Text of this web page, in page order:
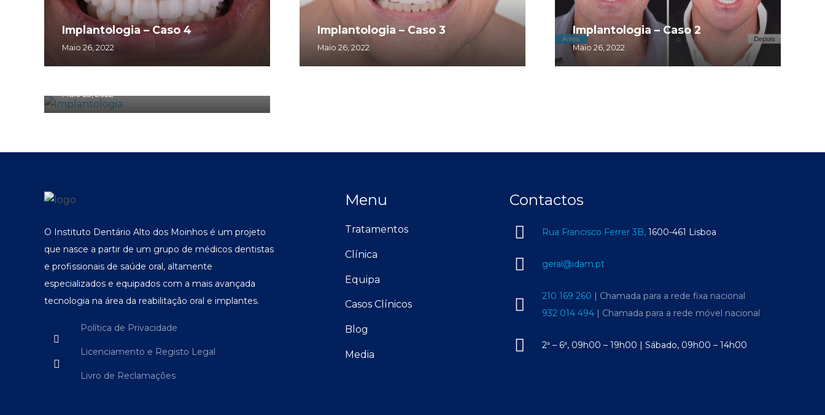
Implantologia – Caso 4
Maio 26, 2022
Implantologia – Caso 3
Maio 26, 2022
Implantologia – Caso 2
Maio 26, 2022
Maio 23, 2022
O Instituto Dentário Alto dos Moinhos é um projeto
que nasce a partir de um grupo de médicos dentistas
e profissionais de saúde oral, altamente
especializados e equipados com a mais avançada
tecnologia na área da reabilitação oral e implantes.
Política de Privacidade
Licenciamento e Registo Legal
Livro de Reclamações
Menu
Tratamentos
Clínica
Equipa
Casos Clínicos
Blog
Media
Contactos
Rua Francisco Ferrer 3B,1600-461 Lisboa
geral@idam.pt
210 169 260 | Chamada para a rede fixa nacional
932 014 494| Chamada para a rede móvel nacional
2ª – 6ª, 09h00 – 19h00 | Sábado, 09h00 – 14h00